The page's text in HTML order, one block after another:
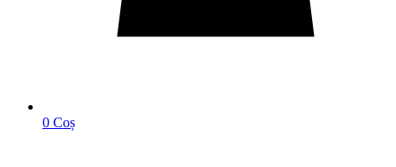
0 Coș